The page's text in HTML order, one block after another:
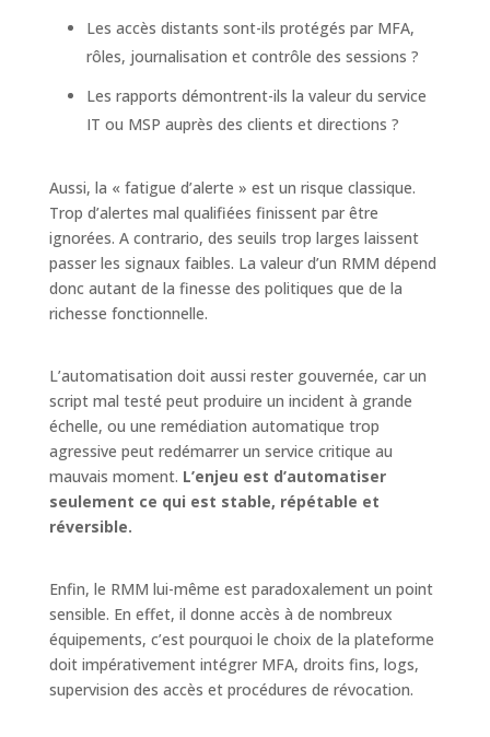
Les accès distants sont-ils protégés par MFA,
rôles, journalisation et contrôle des sessions ?
Les rapports démontrent-ils la valeur du service
IT ou MSP auprès des clients et directions ?
Aussi, la « fatigue d’alerte » est un risque classique.
Trop d’alertes mal qualifiées finissent par être
ignorées. A contrario, des seuils trop larges laissent
passer les signaux faibles. La valeur d’un RMM dépend
donc autant de la finesse des politiques que de la
richesse fonctionnelle.
L’automatisation doit aussi rester gouvernée, car un
script mal testé peut produire un incident à grande
échelle, ou une remédiation automatique trop
agressive peut redémarrer un service critique au
mauvais moment. L’enjeu est d’automatiser
seulement ce qui est stable, répétable et
réversible.
Enfin, le RMM lui-même est paradoxalement un point
sensible. En effet, il donne accès à de nombreux
équipements, c’est pourquoi le choix de la plateforme
doit impérativement intégrer MFA, droits fins, logs,
supervision des accès et procédures de révocation.